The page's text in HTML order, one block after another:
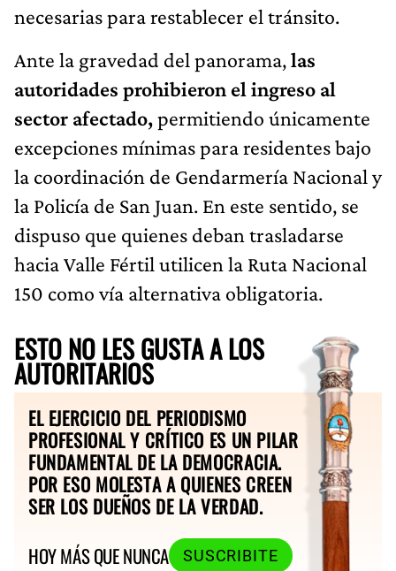
necesarias para restablecer el tránsito.
Ante la gravedad del panorama,las
autoridades prohibieron el ingreso al
sector afectado,permitiendo únicamente
excepciones mínimas para residentes bajo
la coordinación de Gendarmería Nacional y
la Policía de San Juan. En este sentido, se
dispuso que quienes deban trasladarse
hacia Valle Fértil utilicen la Ruta Nacional
150 como vía alternativa obligatoria.
ESTO NO LES GUSTA A LOS
AUTORITARIOS
EL EJERCICIO DEL PERIODISMO
PROFESIONAL Y CRÍTICO ES UN PILAR
FUNDAMENTAL DE LA DEMOCRACIA.
POR ESO MOLESTA A QUIENES CREEN
SER LOS DUEÑOS DE LA VERDAD.
HOY MÁS QUE NUNCA
SUSCRIBITE